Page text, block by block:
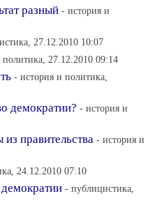
разный - история и
27.12.2010 10:07
27.12.2010 09:14
- история и политика,
демократии? - история и
из правительства - история и
24.12.2010 07:10
- публицистика,